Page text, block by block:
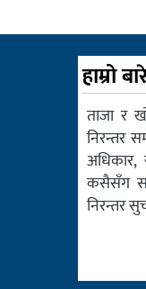
हाम्रो
ताजा र
निरन्तर
अधिकार,
कसैसँग
निरन्तर